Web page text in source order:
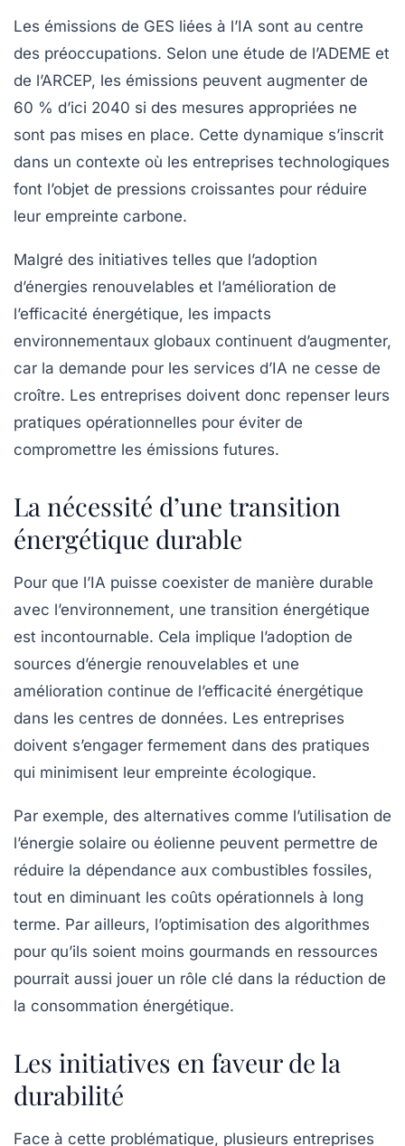
Les émissions de GES liées à l’IA sont au centre
des préoccupations. Selon une étude de l’ADEME et
de l’ARCEP, les émissions peuvent augmenter de
60 % d’ici 2040 si des mesures appropriées ne
sont pas mises en place. Cette dynamique s’inscrit
dans un contexte où les entreprises technologiques
font l’objet de pressions croissantes pour réduire
leur empreinte carbone.
Malgré des initiatives telles que l’adoption
d’énergies renouvelables et l’amélioration de
l’efficacité énergétique, les impacts
environnementaux globaux continuent d’augmenter,
car la demande pour les services d’IA ne cesse de
croître. Les entreprises doivent donc repenser leurs
pratiques opérationnelles pour éviter de
compromettre les émissions futures.
La nécessité d’une transition
énergétique durable
Pour que l’IA puisse coexister de manière durable
avec l’environnement, une transition énergétique
est incontournable. Cela implique l’adoption de
sources d’énergie renouvelables et une
amélioration continue de l’efficacité énergétique
dans les centres de données. Les entreprises
doivent s’engager fermement dans des pratiques
qui minimisent leur empreinte écologique.
Par exemple, des alternatives comme l’utilisation de
l’énergie solaire ou éolienne peuvent permettre de
réduire la dépendance aux combustibles fossiles,
tout en diminuant les coûts opérationnels à long
terme. Par ailleurs, l’optimisation des algorithmes
pour qu’ils soient moins gourmands en ressources
pourrait aussi jouer un rôle clé dans la réduction de
la consommation énergétique.
Les initiatives en faveur de la
durabilité
Face à cette problématique, plusieurs entreprises